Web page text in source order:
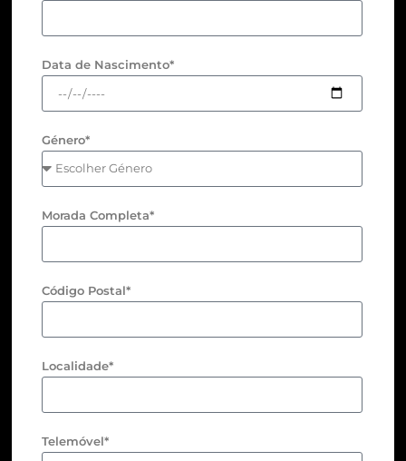
Data de Nascimento*
Género*
Morada Completa*
Código Postal*
Localidade*
Telemóvel*